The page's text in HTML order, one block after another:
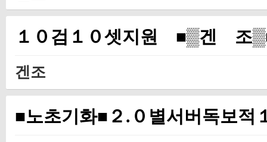
１０검１０셋지원 ■▒겐
겐조
■노초기화■２.０별서버독보